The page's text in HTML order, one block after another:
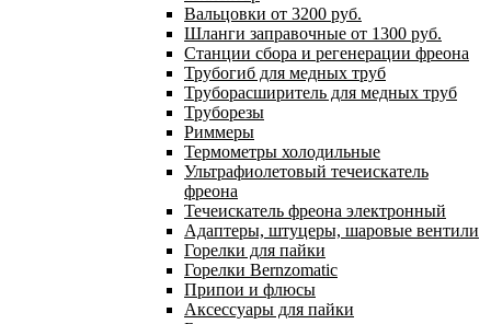
Вальцовки от 3200 руб.
Шланги заправочные от 1300 руб.
Станции сбора и регенерации фреона
Трубогиб для медных труб
Труборасширитель для медных труб
Труборезы
Риммеры
Термометры холодильные
Ультрафиолетовый течеискатель
фреона
Течеискатель фреона электронный
Адаптеры, штуцеры, шаровые вентили
Горелки для пайки
Горелки Bernzomatic
Припои и флюсы
Аксессуары для пайки